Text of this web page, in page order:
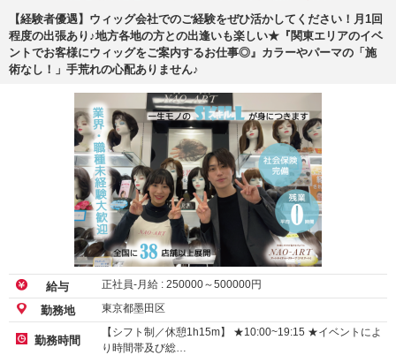
【経験者優遇】ウィッグ会社でのご経験をぜひ活かしてください！月1回
程度の出張あり♪地方各地の方との出逢いも楽しい★『関東エリアのイベ
ントでお客様にウィッグをご案内するお仕事◎』カラーやパーマの「施
術なし！」手荒れの心配ありません♪
給与 正社員-月給 : 250000～500000円
勤務地 東京都墨田区
勤務時間
【シフト制／休憩1h15m】 ★10:00~19:15 ★イベントによ
り時間帯及び総…